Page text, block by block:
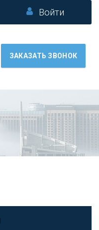
Войти
ЗАКАЗАТЬ ЗВОНОК